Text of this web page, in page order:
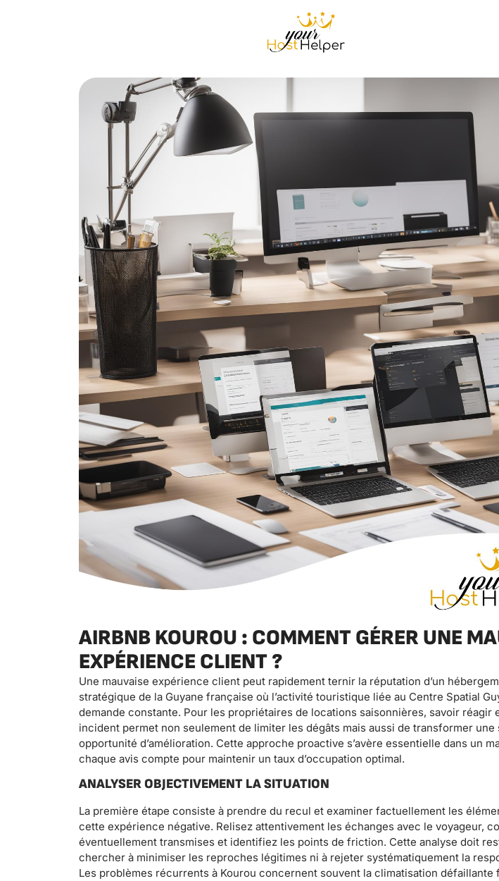
AIRBNB KOUROU : COMMENT GÉRER UNE
EXPÉRIENCE CLIENT ?
Une mauvaise expérience client peut rapidement ternir la réputation d’un
stratégique de la Guyane française où l’activité touristique liée au Centre Spatial
demande constante. Pour les propriétaires de locations saisonnières, savoir réagir
incident permet non seulement de limiter les dégâts mais aussi de transformer
opportunité d’amélioration. Cette approche proactive s’avère essentielle dans un
chaque avis compte pour maintenir un taux d’occupation optimal.
ANALYSER OBJECTIVEMENT LA SITUATION
La première étape consiste à prendre du recul et examiner factuellement les
cette expérience négative. Relisez attentivement les échanges avec le voyageur,
éventuellement transmises et identifiez les points de friction. Cette analyse doit
chercher à minimiser les reproches légitimes ni à rejeter systématiquement la
Les problèmes récurrents à Kourou concernent souvent la climatisation défaillante